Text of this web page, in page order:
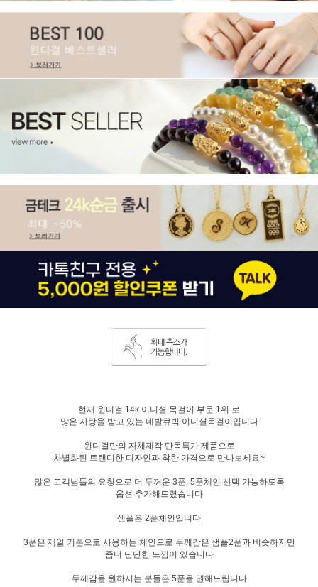
현재 윈디걸 14k 이니셜 목걸이 부문 1위 로
많은 사랑을 받고 있는 네발큐빅 이니셜목걸이입니다
윈디걸만의 자체제작 단독특가 제품으로
차별화된 트랜디한 디자인과 착한 가격으로 만나보세요~
많은 고객님들의 요청으로 더 두꺼운 3푼, 5푼체인 선택 가능하도록
옵션 추가해드렸습니다
샘플은 2푼체인입니다
3푼은 제일 기본으로 사용하는 체인으로 두께감은 샘플2푼과 비슷하지만
좀더 단단한 느낌이 있습니다
두께감을 원하시는 분들은 5푼을 권해드립니다